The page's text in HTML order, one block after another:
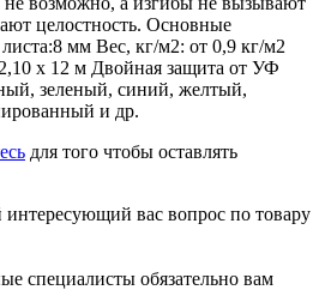
целостность. Основные
мм Вес, кг/м2: от 0,9 кг/м2
х 12 м Двойная защита от УФ
зеленый, синий, желтый,
и др.
для того чтобы оставлять
вас вопрос по товару
специалисты обязательно вам